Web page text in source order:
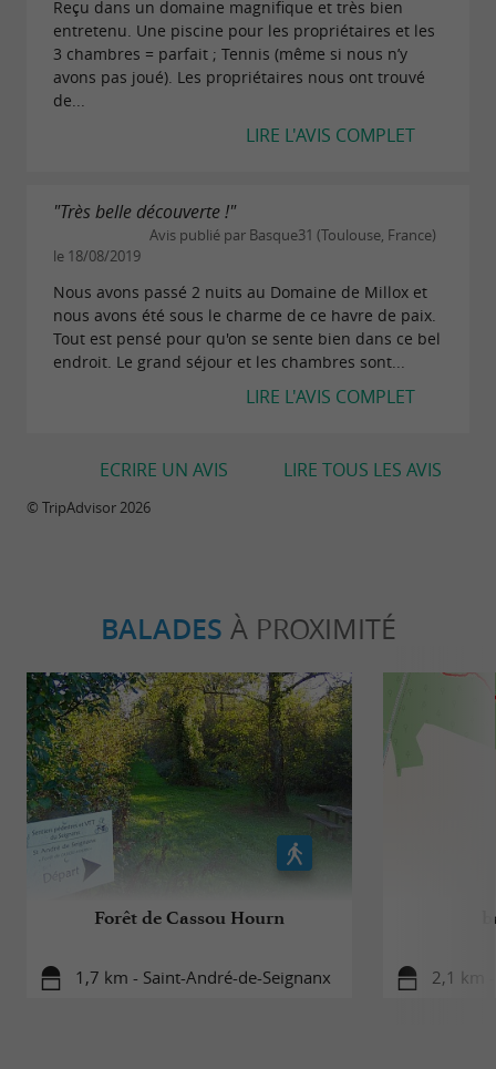
Reçu dans un domaine magnifique et très bien
entretenu. Une piscine pour les propriétaires et les
3 chambres = parfait ; Tennis (même si nous n’y
avons pas joué). Les propriétaires nous ont trouvé
de...
LIRE L'AVIS COMPLET
"Très belle découverte !"
Avis publié par Basque31 (Toulouse, France)
le 18/08/2019
Nous avons passé 2 nuits au Domaine de Millox et
nous avons été sous le charme de ce havre de paix.
Tout est pensé pour qu'on se sente bien dans ce bel
endroit. Le grand séjour et les chambres sont...
LIRE L'AVIS COMPLET
LIRE TOUS LES AVIS
ECRIRE UN AVIS
© TripAdvisor 2026
BALADES À PROXIMITÉ
Forêt de Cassou Hourn
1,7 km - Saint-André-de-Seignanx 2,1 km